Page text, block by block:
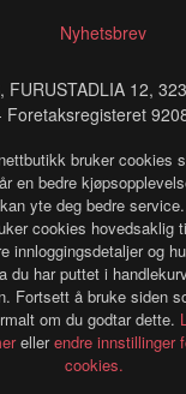
Nyhetsbrev
FURUSTADLIA 12,
Foretaksregisteret
bruker cookies
en bedre
yte deg bedre
cookies hovedsaklig
innloggingsdetaljer og
du har puttet i
Fortsett å bruke siden
om du godtar dette.
ellerendre innstillinger
cookies.